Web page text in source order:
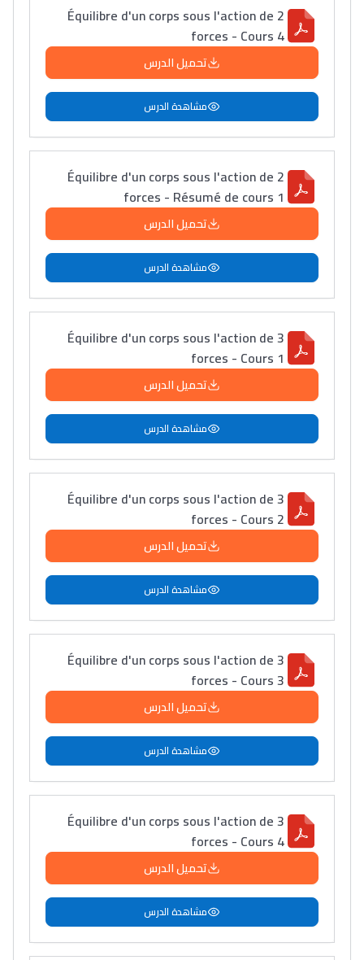
التعليم الثانوي التأهيلي
Collège au Maroc
التعليم الثانوي الإعدادي
+ de 78 Sujets
Interviews/Vidéos
+ de 89 Interviews/Vidéos
دليل المهن
ما يزيد عن 149 مهنة
دليل التوجيه
التوجيه بالثانوي و الإعدادي
Ki Derti Liha
باش تقدر تساعد الناس
يلقاو التوازن من الدّاخل
ومن الخارج، بشرى
أمسكين بنات مسارها
خطوة بخطوة - مترجم
القراية و الخدمة فمجال
تقويم البصر مع المختصّة
مريم الزواكي
مسار عبد العزيز فتيشي،
المبدع فمجال الديكور و
النحت اللي كيحلم يحيي
أكادير أوفلا
سقطت فالباك و سنة
Équilibre d'un corps sous l'action de 2
forces - Cours 4
تحميل الدرس
مشاهدة الدرس
Équilibre d'un corps sous l'action de 2
forces - Résumé de cours 1
تحميل الدرس
مشاهدة الدرس
Équilibre d'un corps sous l'action de 3
forces - Cours 1
تحميل الدرس
مشاهدة الدرس
Équilibre d'un corps sous l'action de 3
forces - Cours 2
تحميل الدرس
مشاهدة الدرس
Équilibre d'un corps sous l'action de 3
forces - Cours 3
تحميل الدرس
مشاهدة الدرس
Équilibre d'un corps sous l'action de 3
forces - Cours 4
تحميل الدرس
مشاهدة الدرس